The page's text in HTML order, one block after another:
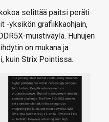
selittää paitsi peräti
-yksikön grafiikkaohjain,
muistiväylä. Huhujen
on mukana ja
kuin Strix Pointissa.